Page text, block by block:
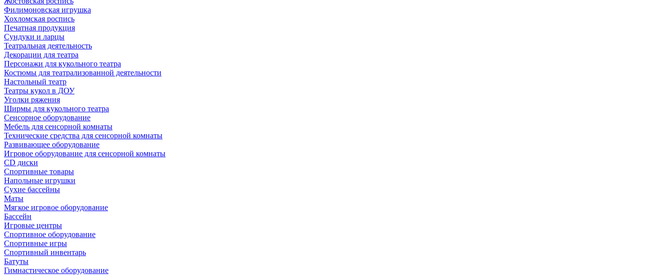
Филимоновская игрушка
Хохломская роспись
Печатная продукция
Сундуки и ларцы
Театральная деятельность
Декорации для театра
Персонажи для кукольного театра
Костюмы для театрализованной деятельности
Настольный театр
Театры кукол в ДОУ
Уголки ряжения
Ширмы для кукольного театра
Сенсорное оборудование
Мебель для сенсорной комнаты
Технические средства для сенсорной комнаты
Развивающее оборудование
Игровое оборудование для сенсорной комнаты
CD диски
Спортивные товары
Напольные игрушки
Сухие бассейны
Маты
Мягкое игровое оборудование
Бассейн
Игровые центры
Спортивное оборудование
Спортивные игры
Спортивный инвентарь
Батуты
Гимнастическое оборудование